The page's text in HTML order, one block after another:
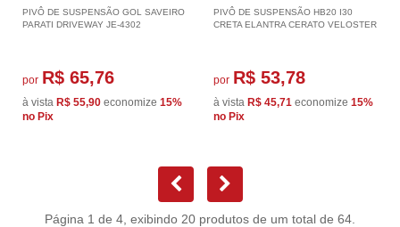
PIVÔ DE SUSPENSÃO GOL SAVEIRO
PARATI DRIVEWAY JE-4302
por R$ 65,76
à vista R$ 55,90 economize 15%
no Pix
PIVÔ DE SUSPENSÃO HB20 I30
CRETA ELANTRA CERATO VELOSTER
por R$ 53,78
à vista R$ 45,71 economize 15%
no Pix
Página 1 de 4, exibindo 20 produtos de um total de 64.